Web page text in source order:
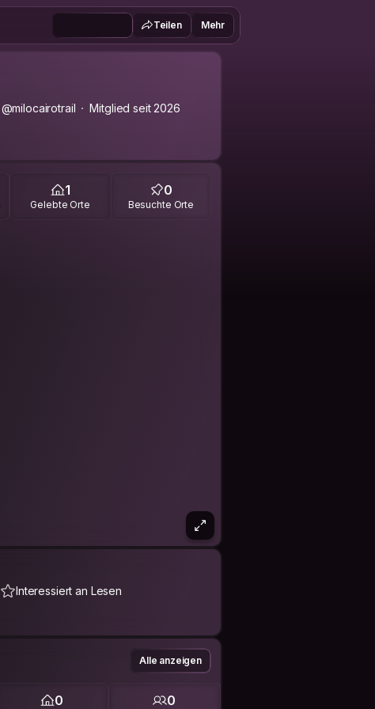
Teilen Mehr
@milocairotrail Mitglied seit 2026
1
Gelebte Orte
0
Besuchte Orte
Interessiert an Lesen
Alle anzeigen
0 0